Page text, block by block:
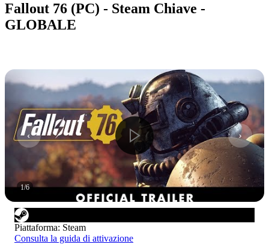
Fallout 76 (PC) - Steam Chiave -
GLOBALE
1/6
Piattaforma: Steam
Consulta la guida di attivazione